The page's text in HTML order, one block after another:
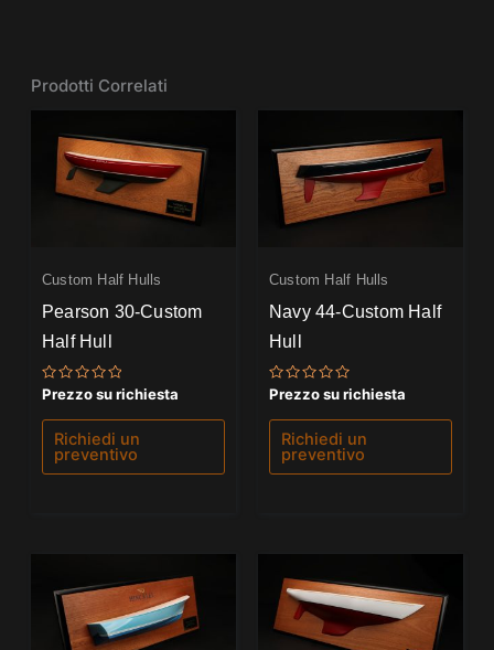
Prodotti Correlati
Custom Half Hulls
Pearson 30-Custom
Half Hull
Valutato
su
Prezzo su richiesta
Richiedi un
preventivo
Custom Half Hulls
Navy 44-Custom Half
Hull
Valutato
su
Prezzo su richiesta
Richiedi un
preventivo